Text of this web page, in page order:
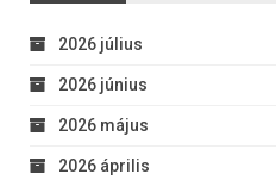
2026 július
2026 június
2026 május
2026 április